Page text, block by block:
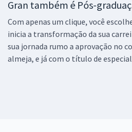
Gran também é Pós-
Com apenas um clique, você
inicia a transformação da sua
sua jornada rumo a aprovação no
almeja, e já com o título de